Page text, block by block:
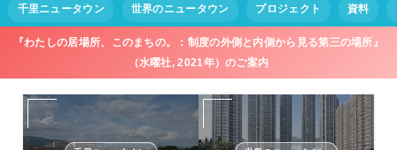
千里ニュータウン 世界のニュータウン プロジェクト 資料
『わたしの居場所、このまちの。：制度の外側と内側から見る第三の場所』
（水曜社, 2021年）のご案内